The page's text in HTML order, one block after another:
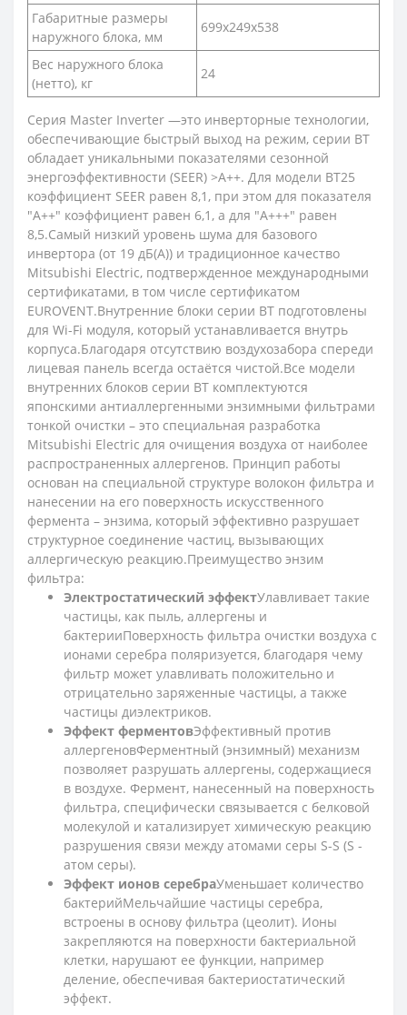
Габаритные размеры
наружного блока, мм
699x249x538
Вес наружного блока
(нетто), кг
24
Серия Master Inverter —это инверторные технологии,
обеспечивающие быстрый выход на режим, серии BT
обладает уникальными показателями сезонной
энергоэффективности (SEER) >А++. Для модели BT25
коэффициент SEER равен 8,1, при этом для показателя
"A++" коэффициент равен 6,1, а для "А+++" равен
8,5.Самый низкий уровень шума для базового
инвертора (от 19 дБ(А)) и традиционное качество
Mitsubishi Electric, подтвержденное международными
сертификатами, в том числе сертификатом
EUROVENT.Внутренние блоки серии BT подготовлены
для Wi-Fi модуля, который устанавливается внутрь
корпуса.Благодаря отсутствию воздухозабора спереди
лицевая панель всегда остаётся чистой.Все модели
внутренних блоков серии BT комплектуются
японскими антиаллергенными энзимными фильтрами
тонкой очистки – это специальная разработка
Mitsubishi Electric для очищения воздуха от наиболее
распространенных аллергенов. Принцип работы
основан на специальной структуре волокон фильтра и
нанесении на его поверхность искусственного
фермента – энзима, который эффективно разрушает
структурное соединение частиц, вызывающих
аллергическую реакцию.Преимущество энзим
фильтра:
Электростатический эффектУлавливает такие
частицы, как пыль, аллергены и
бактерииПоверхность фильтра очистки воздуха с
ионами серебра поляризуется, благодаря чему
фильтр может улавливать положительно и
отрицательно заряженные частицы, а также
частицы диэлектриков.
Эффект ферментовЭффективный против
аллергеновФерментный (энзимный) механизм
позволяет разрушать аллергены, содержащиеся
в воздухе. Фермент, нанесенный на поверхность
фильтра, специфически связывается с белковой
молекулой и катализирует химическую реакцию
разрушения связи между атомами серы S-S (S -
атом серы).
Эффект ионов серебраУменьшает количество
бактерийМельчайшие частицы серебра,
встроены в основу фильтра (цеолит). Ионы
закрепляются на поверхности бактериальной
клетки, нарушают ее функции, например
деление, обеспечивая бактериостатический
эффект.